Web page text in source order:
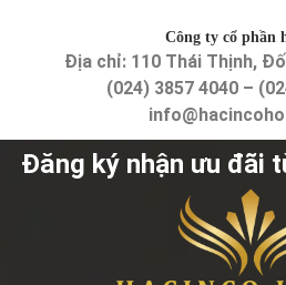
Công ty cổ phần
Địa chỉ: 110 Thái Thịnh,
(024) 3857 4040 –
Đăng ký nhận ưu đãi